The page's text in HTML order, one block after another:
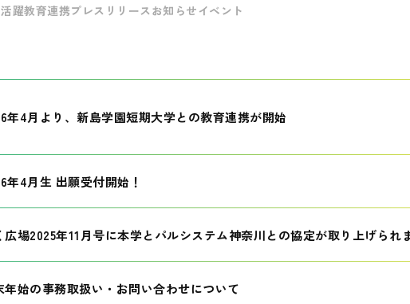
躍教育連携プレスリリース お知らせ イベント
年4月より、新島学園短期大学との教育連携が開始
年4月生 出願受付開始！
広場2025年11月号に本学とパルシステム神奈川との協定が取り上げられ
年始の事務取扱い・お問い合わせについて